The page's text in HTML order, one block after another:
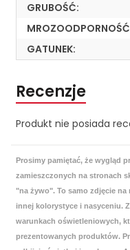
GRUBOŚĆ:
GATUNEK:
Recenzje
Produkt nie posiada
Prosimy pamiętać, że wygląd
zamieszczonych na stronach
"na żywo". To samo zdjęcie
innej kolorystyce i nasyceniu.
warunkach oświetleniowych,
prezentowanych produktów.